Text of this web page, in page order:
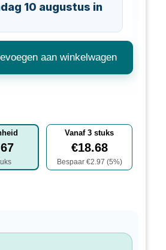
10 augustus in
aan winkelwagen
Vanaf3 stuks
€18.68
Bespaar €2.97 (5%)